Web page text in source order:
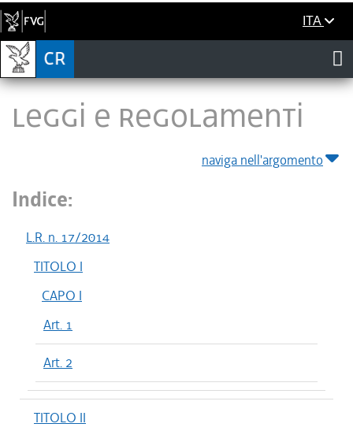
ITA
LEGGI E REGOLAMENTI
naviga nell'argomento
Indice:
L.R. n. 17/2014
TITOLO I
CAPO I
Art. 1
Art. 2
TITOLO II